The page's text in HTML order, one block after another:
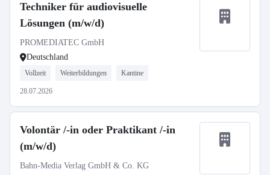
Techniker für audiovisuelle
Lösungen (m/w/d)
PROMEDIATEC GmbH
Deutschland
Vollzeit Weiterbildungen Kantine
28.07.2026
Volontär /-in oder Praktikant /-in
(m/w/d)
Bahn-Media Verlag GmbH & Co. KG